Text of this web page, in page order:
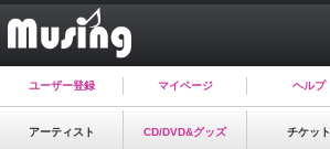
ユーザー登録 マイページ ヘルプ
アーティスト CD/DVD&グッズ チケット